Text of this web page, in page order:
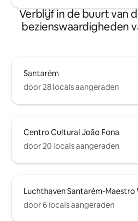
Verblijf in de buurt van
bezienswaardigheden
Santarém
door 28 locals aangeraden
Centro Cultural João Fona
door 20 locals aangeraden
Luchthaven Santarém-Maestro
door 6 locals aangeraden